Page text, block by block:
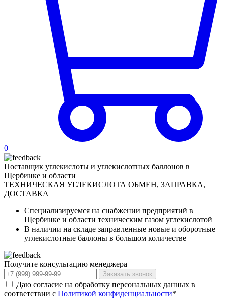
0
Поставщик углекислоты и углекислотных баллонов в
Щербинке и области
ТЕХНИЧЕСКАЯ УГЛЕКИСЛОТА ОБМЕН, ЗАПРАВКА,
ДОСТАВКА
Специализируемся на снабжении предприятий в
Щербинке и области техническим газом углекислотой
В наличии на складе заправленные новые и оборотные
углекислотные баллоны в большом количестве
Получите консультацию менеджера
Заказать звонок
Даю согласие на обработку персональных данных в
соответствии с Политикой конфиденциальности*